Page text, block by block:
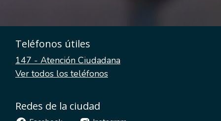
Teléfonos útiles
147 - Atención Ciudadana
Ver todos los teléfonos
Redes de la ciudad